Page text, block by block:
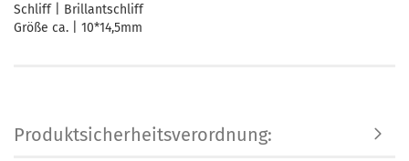
Schliff | Brillantschliff
Größe ca. | 10*14,5mm
Produktsicherheitsverordnung: